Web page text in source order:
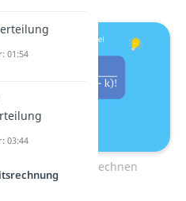
berechnen
01:54
03:44